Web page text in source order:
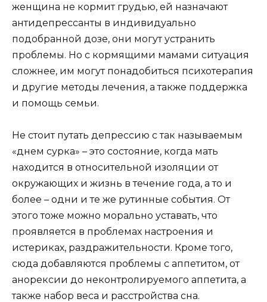
женщина не кормит грудью, ей назначают
антидепрессанты в индивидуально
подобранной дозе, они могут устранить
проблемы. Но с кормящими мамами ситуация
сложнее, им могут понадобиться психотерапия
и другие методы лечения, а также поддержка
и помощь семьи.
Не стоит путать депрессию с так называемым
«днем сурка» – это состояние, когда мать
находится в относительной изоляции от
окружающих и жизнь в течение года, а то и
более – одни и те же рутинные события. От
этого тоже можно морально уставать, что
проявляется в проблемах настроения и
истериках, раздражительности. Кроме того,
сюда добавляются проблемы с аппетитом, от
анорексии до неконтролируемого аппетита, а
также набор веса и расстройства сна.